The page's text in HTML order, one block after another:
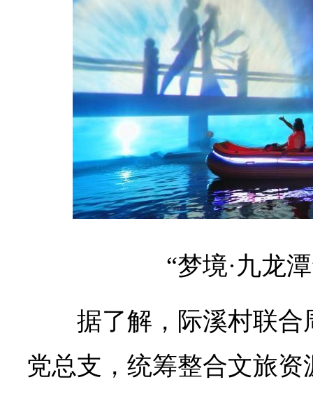
“梦境·九龙
据了解，际溪村联合
党总支，统筹整合文旅